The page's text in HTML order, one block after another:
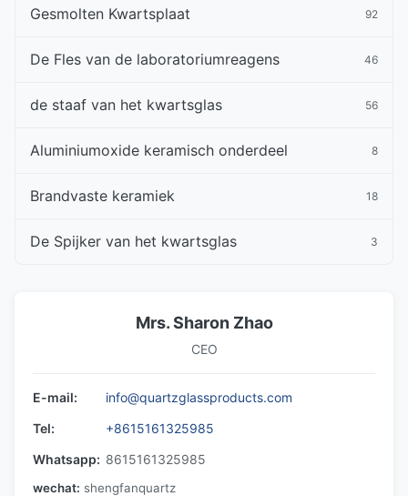
Gesmolten Kwartsplaat 92
De Fles van de laboratoriumreagens 46
de staaf van het kwartsglas 56
Aluminiumoxide keramisch onderdeel 8
Brandvaste keramiek 18
De Spijker van het kwartsglas 3
Mrs. Sharon Zhao
CEO
E-mail:
info@quartzglassproducts.com
Tel:
+8615161325985
Whatsapp: 8615161325985
wechat: shengfanquartz